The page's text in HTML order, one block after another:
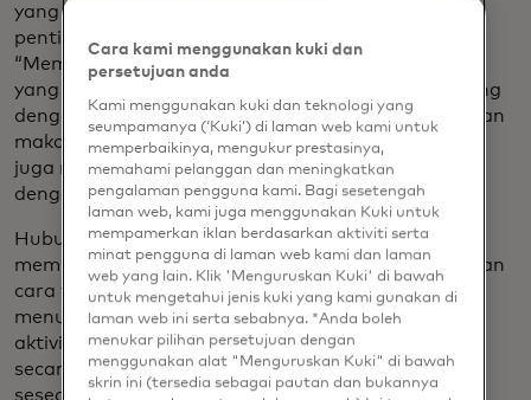
yang kita ikuti, hadiah yang kita beli, semuanya
penting bagi identitas dan rasa diri kita," katanya.
“Memiliki akses ke uang juga memungkinkan orang
yang hidup dengan demensia untuk tetap terhubung
dengan komunitas mereka. Perjalanan ke toko bahan
makanan bukan hanya tentang mengisi dapur - ini
juga merupakan kesempatan untuk mengobrol
dengan kasir atau bertemu dengan tetangga."
Hubungan sosial ini sangat penting untuk rasa
memiliki dan rasa ingin terus menjalani hidup dengan
cara yang Anda pilih, kata Sibley.Sebuah penelitian
menunjukkan bahwa hanya dengan melakukan
aktivitas sosial selama satu jam per minggu dapat
secara signifikan meningkatkan kualitas hidup
seseorang yang hidup dengan demensia.
Cara kami menggunakan kuki dan
persetujuan anda
Kami menggunakan kuki dan teknologi yang
seumpamanya (‘Kuki’) di laman web kami untuk
memperbaikinya, mengukur prestasinya,
memahami pelanggan dan meningkatkan
pengalaman pengguna kami. Bagi sesetengah
laman web, kami juga menggunakan Kuki untuk
mempamerkan iklan berdasarkan aktiviti serta
minat pengguna di laman web kami dan laman
web yang lain. Klik 'Menguruskan Kuki' di bawah
untuk mengetahui jenis kuki yang kami gunakan di
laman web ini serta sebabnya. *Anda boleh
menukar pilihan persetujuan dengan
menggunakan alat "Menguruskan Kuki" di bawah
skrin ini (tersedia sebagai pautan dan bukannya